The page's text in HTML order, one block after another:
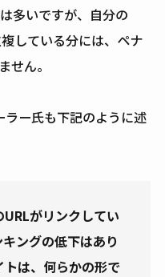
多いですが、自分の
している分には、ペナ
せん。
ー氏も下記のように述
がリンクしてい
ングの低下はあり
は、何らかの形で